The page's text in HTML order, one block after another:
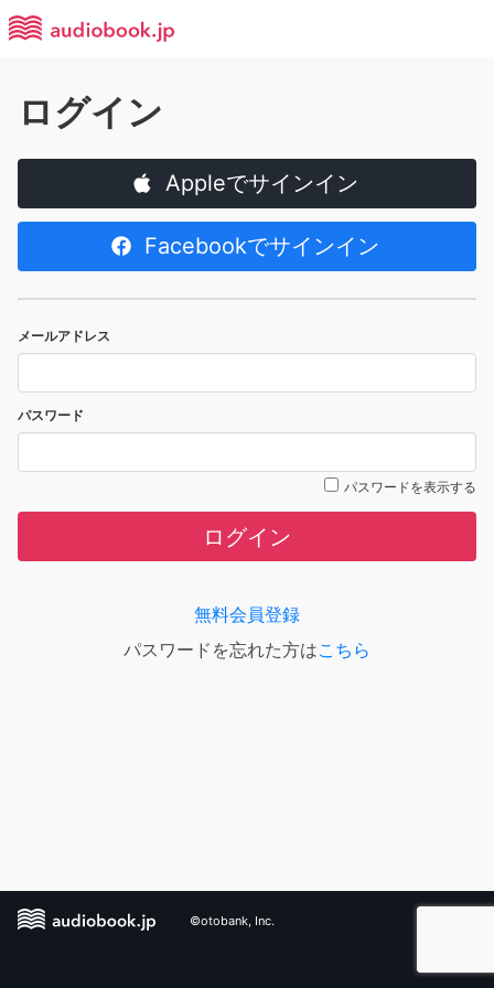
ログイン
Appleでサインイン
Facebookでサインイン
メールアドレス
パスワード
パスワードを表示する
ログイン
無料会員登録
パスワードを忘れた方はこちら
©otobank, Inc.